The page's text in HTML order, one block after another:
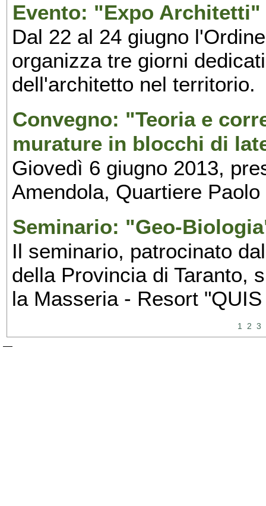
Evento: "Expo Architetti"
Dal 22 al 24 giugno
organizza tre giorni
dell'architetto nel territorio.
Convegno: "Teoria e
murature in blocchi di
Giovedì 6 giugno 2013,
Amendola, Quartiere Paolo
Seminario: "Geo-
Il seminario, patrocinato
della Provincia di Taranto,
la Masseria - Resort
1 2 3